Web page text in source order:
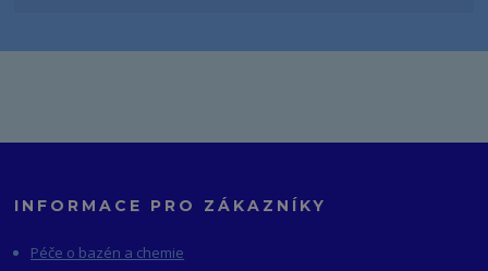
INFORMACE PRO ZÁKAZNÍKY
Péče o bazén a chemie